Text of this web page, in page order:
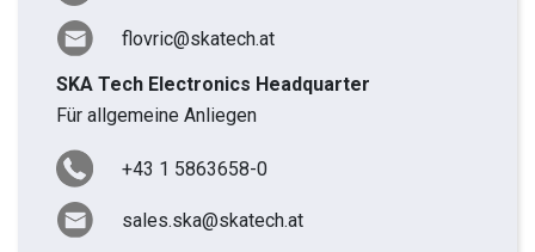
flovric@skatech.at
SKA Tech Electronics Headquarter
Für allgemeine Anliegen
+43 1 5863658-0
sales.ska@skatech.at